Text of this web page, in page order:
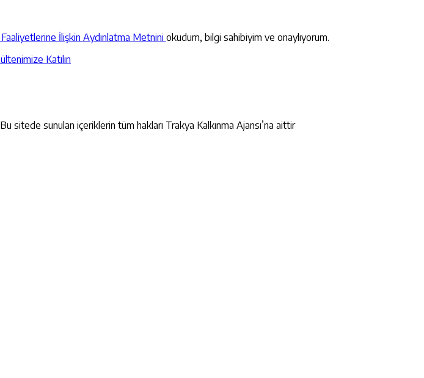
İlişkin Aydınlatma Metnini okudum, bilgi sahibiyim ve onaylıyorum.
Katılın
sitede sunulan içeriklerin tüm hakları Trakya Kalkınma Ajansı’na aittir